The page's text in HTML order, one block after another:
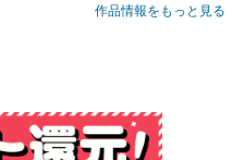
作品情報をもっと見る